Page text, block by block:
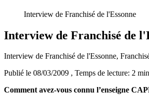
Interview de Franchisé de l'Essonne
Interview de Franchisé de
Interview de Franchisé de l'Essonne,
Publié le 08/03/2009 , Temps de lecture: 2 min
Comment avez-vous connu l’enseigne